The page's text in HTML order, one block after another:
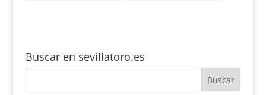
Buscar en sevillatoro.es